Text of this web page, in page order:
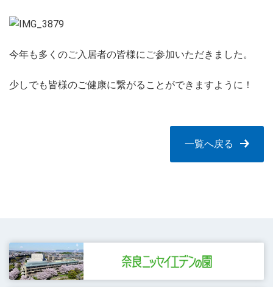
今年も多くのご入居者の皆様にご参加いただきました。
少しでも皆様のご健康に繋がることができますように！
一覧へ戻る